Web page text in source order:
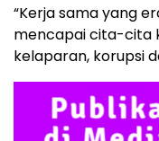
“Kerja sama yang
mencapai cita-cita
kelaparan, korupsi